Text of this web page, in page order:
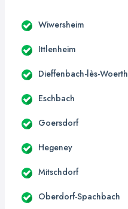
Wiwersheim
Ittlenheim
Dieffenbach-lès-Woerth
Eschbach
Goersdorf
Hegeney
Mitschdorf
Oberdorf-Spachbach